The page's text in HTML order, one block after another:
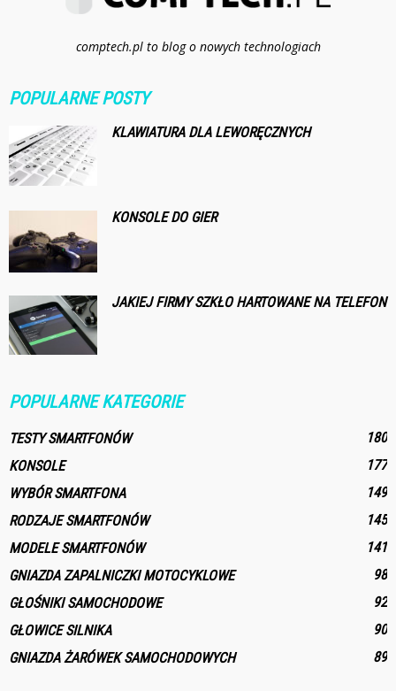
comptech.pl to blog o nowych technologiach
POPULARNE POSTY
KLAWIATURA DLA LEWORĘCZNYCH
KONSOLE DO GIER
JAKIEJ FIRMY SZKŁO HARTOWANE NA TELEFON
POPULARNE KATEGORIE
TESTY SMARTFONÓW
180
KONSOLE
177
WYBÓR SMARTFONA
149
RODZAJE SMARTFONÓW
145
MODELE SMARTFONÓW
141
GNIAZDA ZAPALNICZKI MOTOCYKLOWE
98
GŁOŚNIKI SAMOCHODOWE
92
GŁOWICE SILNIKA
90
GNIAZDA ŻARÓWEK SAMOCHODOWYCH
89